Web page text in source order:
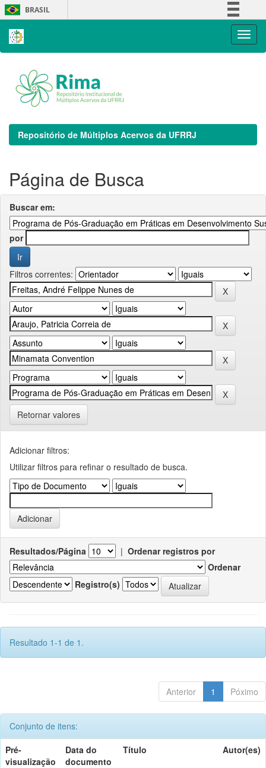
Skip
navigation
BRASIL
Repositório de Múltiplos Acervos da UFRRJ
Página de Busca
Buscar em:
por
Filtros correntes:
Retornar valores
Adicionar filtros:
Utilizar filtros para refinar o resultado de busca.
Resultados/Página | Ordenar registros por
Ordenar
Registro(s)
Resultado 1-1 de 1.
Anterior 1 Póximo
Conjunto de itens:
Pré-
visualização
Data do
documento
Título Autor(es)